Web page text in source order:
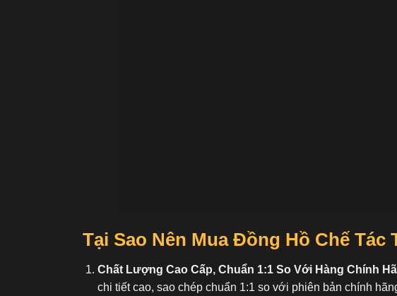
Tại Sao Nên Mua Đồng Hồ Chế Tác
Chất Lượng Cao Cấp, Chuẩn 1:1 So Với Hàng Chính
chi tiết cao, sao chép chuẩn 1:1 so với phiên bản chính